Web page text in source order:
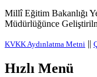
Millî Eğitim Bakanlığı
Müdürlüğünce
KVKK Aydınlatma Metni ||
Hızlı Menü